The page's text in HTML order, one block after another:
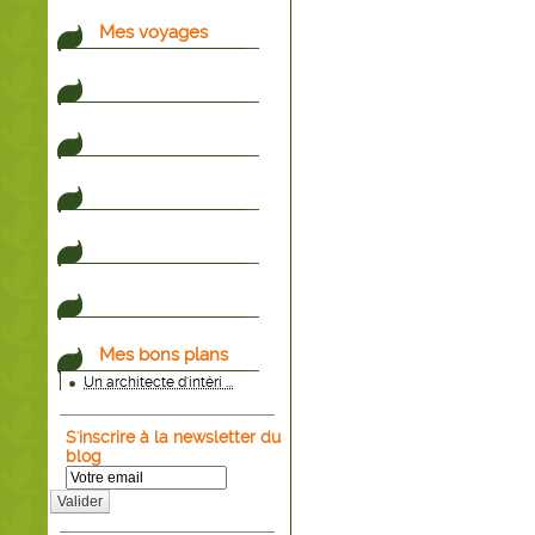
Mes voyages
Mes bons plans
Un architecte d'intéri ...
S'inscrire à la newsletter du
blog
Valider